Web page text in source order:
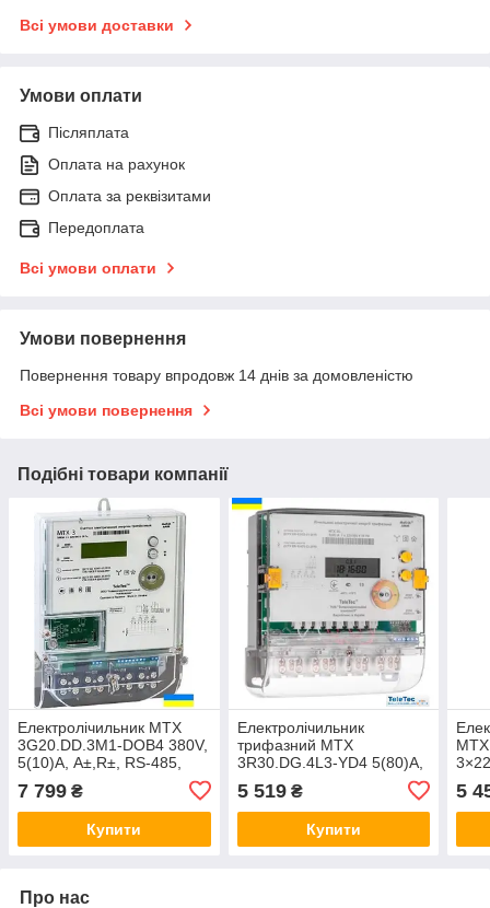
Всі умови доставки
Умови оплати
Післяплата
Оплата на рахунок
Оплата за реквізитами
Передоплата
Всі умови оплати
Умови повернення
Повернення товару впродовж 14 днів за домовленістю
Всі умови повернення
Подібні товари компанії
Електролічильник MTX
3G20.DD.3M1-DOB4 380V,
5(10)А, A±,R±, RS-485,
7 799 ₴
Купити
Електролічильник
трифазний MTX
3R30.DG.4L3-YD4 5(80)А,
(аналог MTX
3R30.DH.4L1-YDO4)
5 519₴
Купити
5
Про нас